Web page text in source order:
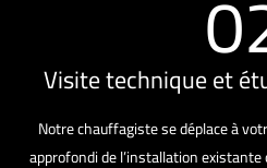
Visite technique et
Notre chauffagiste se déplace à
approfondi de l’installation